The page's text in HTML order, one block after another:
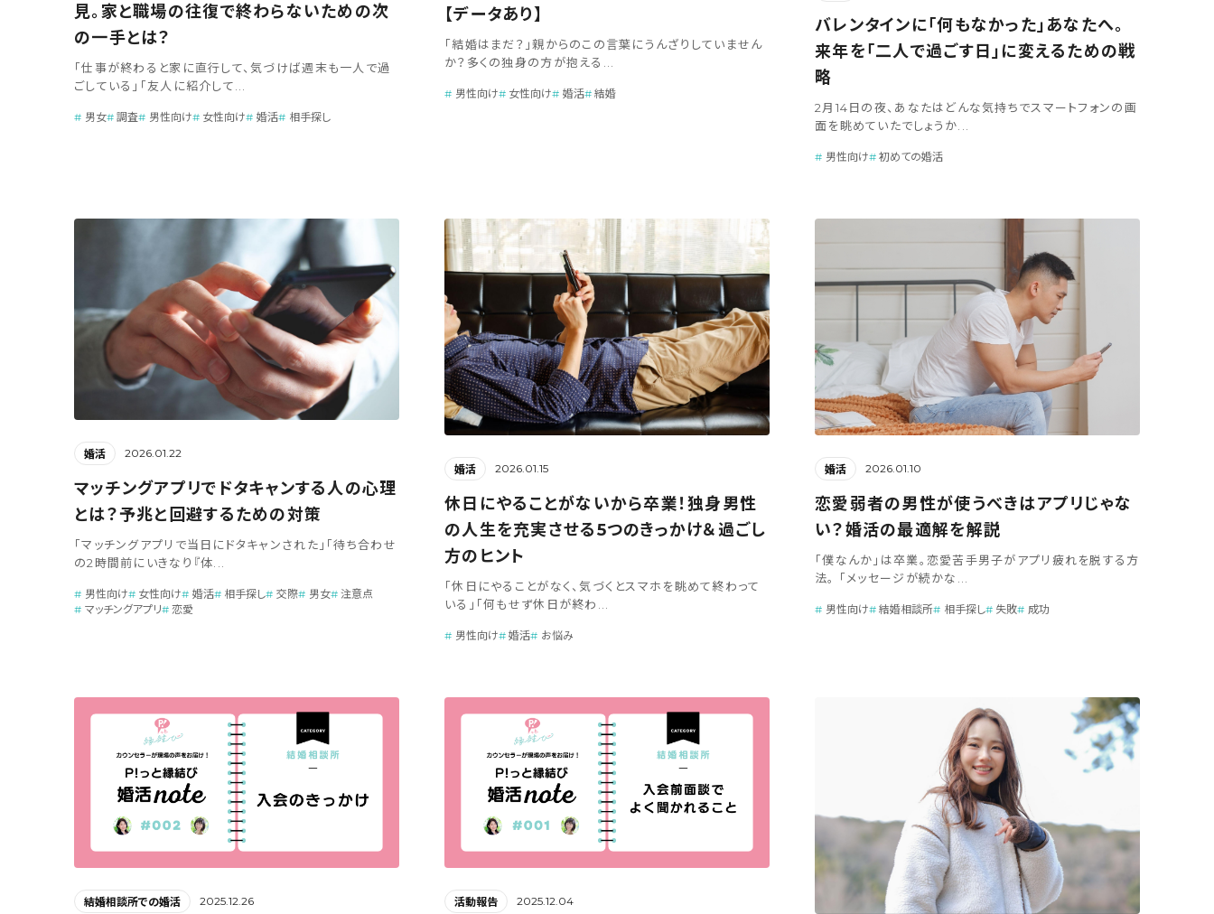
見。家と職場の往復で終わらないための次
の一手とは？
「仕事が終わると家に直行して、気づけば週末も一人で過
ごしている」「友人に紹介して...
男女 調査 男性向け 女性向け 婚活 相手探し
【データあり】
「結婚はまだ？」親からのこの言葉にうんざりしていません
か？多くの独身の方が抱える...
男性向け 女性向け 婚活 結婚
バレンタインに「何もなかった」あなたへ。
来年を「二人で過ごす日」に変えるための戦
略
2月14日の夜、あなたはどんな気持ちでスマートフォンの画
面を眺めていたでしょうか...
男性向け 初めての婚活
婚活 2026.01.22
マッチングアプリでドタキャンする人の心理
とは？予兆と回避するための対策
「マッチングアプリで当日にドタキャンされた」「待ち合わせ
の2時間前にいきなり『体...
男性向け 女性向け 婚活 相手探し 交際 男女
注意点
マッチングアプリ
恋愛
婚活 2026.01.15
休日にやることがないから卒業！独身男性
の人生を充実させる5つのきっかけ＆過ごし
方のヒント
「休日にやることがなく、気づくとスマホを眺めて終わって
いる」「何もせず休日が終わ...
男性向け 婚活 お悩み
婚活 2026.01.10
恋愛弱者の男性が使うべきはアプリじゃな
い？婚活の最適解を解説
「僕なんか」は卒業。恋愛苦手男子がアプリ疲れを脱する方
法。 「メッセージが続かな...
男性向け 結婚相談所 相手探し 失敗 成功
結婚相談所での婚活 2025.12.26 活動報告 2025.12.04